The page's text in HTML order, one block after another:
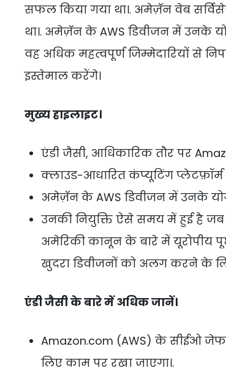
सफल किया गया था।. अमेज़ॅन वेब
था।. अमेज़ॅन के AWS डिवीजन में उनके
वह अधिक महत्वपूर्ण जिम्मेदारियों से
इस्तेमाल करेंगे।
मुख्य हाइलाइट।
एंडी जैसी, आधिकारिक तौर पर
क्लाउड-आधारित कंप्यूटिंग प्लेटफ़ॉर्म
अमेज़ॅन के AWS डिवीजन में उनके
उनकी नियुक्ति ऐसे समय में हुई है
अमेरिकी कानून के बारे में यूरोपीय
खुदरा डिवीजनों को अलग करने के
एंडी जैसी के बारे में अधिक जानें।
Amazon.com (AWS) के सीईओ
लिए काम पर रखा जाएगा।.